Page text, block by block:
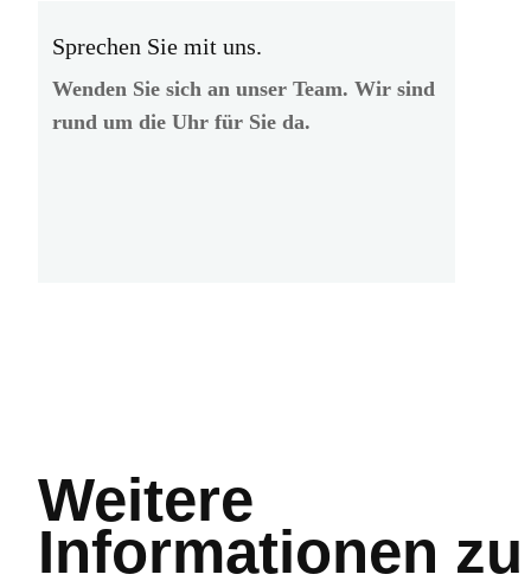
Sprechen Sie mit uns.
Wenden Sie sich an unser Team. Wir sind
rund um die Uhr für Sie da.
Weitere
Informationen zu